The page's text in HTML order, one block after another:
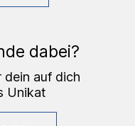
dabei?
dein auf dich
Unikat